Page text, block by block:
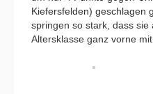
Kiefersfelden) geschlagen
springen so stark, dass sie
Altersklasse ganz vorne